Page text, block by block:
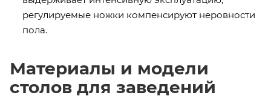
регулируемые ножки компенсируют неровности
пола.
Материалы и модели
столов для заведений